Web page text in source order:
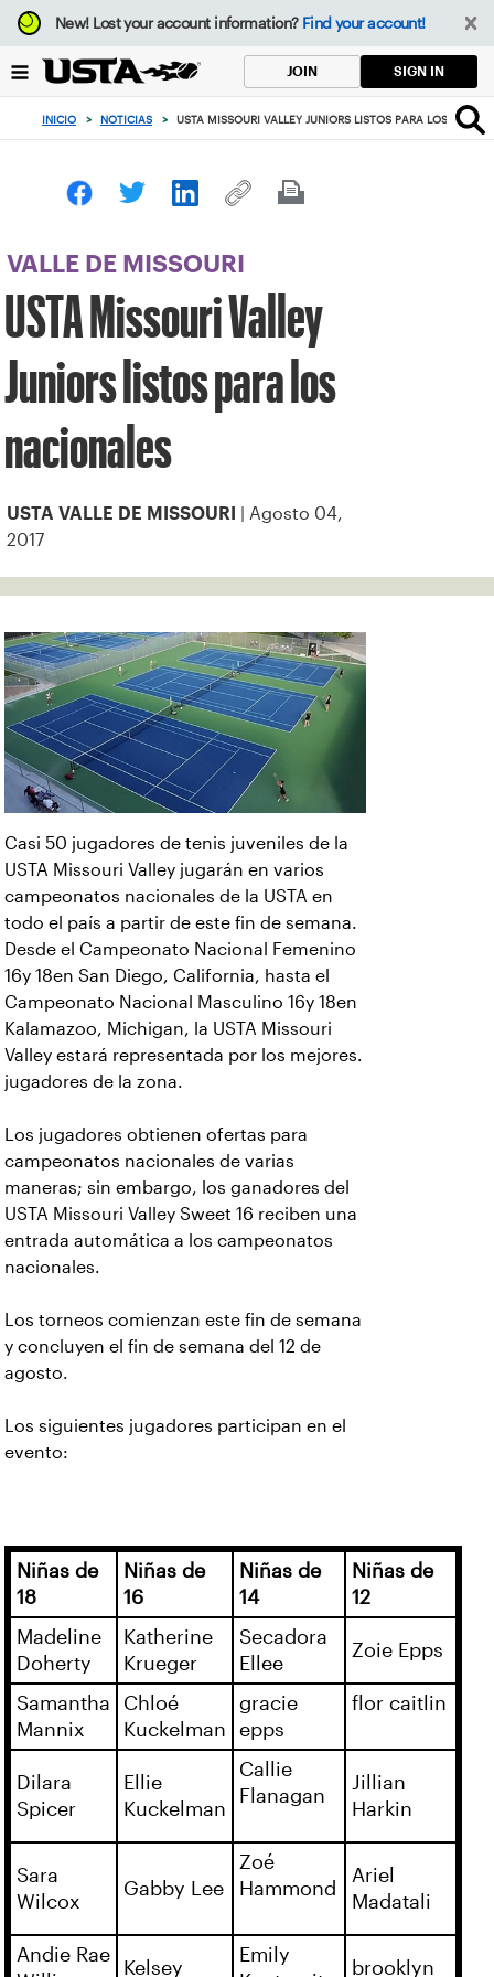
Enfoque
desde
botón
volver
principio
New!Lost your account information? Find your account!
JOIN SIGN IN
INICIO > NOTICIAS > USTA MISSOURI VALLEY JUNIORS LISTOS PARA LOS
VALLE DE MISSOURI
USTA Missouri Valley
Juniors listos para los
nacionales
USTA VALLE DE MISSOURI
| Agosto 04,
2017
Casi 50 jugadores de tenis juveniles de la
USTA Missouri Valley jugarán en varios
campeonatos nacionales de la USTA en
todo el país a partir de este fin de semana.
Desde el Campeonato Nacional Femenino
16y 18en San Diego, California, hasta el
Campeonato Nacional Masculino 16y 18en
Kalamazoo, Michigan, la USTA Missouri
Valley estará representada por los mejores.
jugadores de la zona.
Los jugadores obtienen ofertas para
campeonatos nacionales de varias
maneras; sin embargo, los ganadores del
USTA Missouri Valley Sweet 16 reciben una
entrada automática a los campeonatos
nacionales.
Los torneos comienzan este fin de semana
y concluyen el fin de semana del 12 de
agosto.
Los siguientes jugadores participan en el
evento:
Niñas de
18
Niñas de
16
Niñas de
14
Niñas de
12
Madeline
Doherty
Katherine
Krueger
Secadora
Ellee
Zoie Epps
Samantha
Mannix
Chloé
Kuckelman
gracie
epps
flor caitlin
Dilara
Spicer
Ellie
Kuckelman
Callie
Flanagan
Jillian
Harkin
Sara
Wilcox
Gabby Lee
Zoé
Hammond
Ariel
Madatali
Andie Rae
Kelsey
Emily
brooklyn